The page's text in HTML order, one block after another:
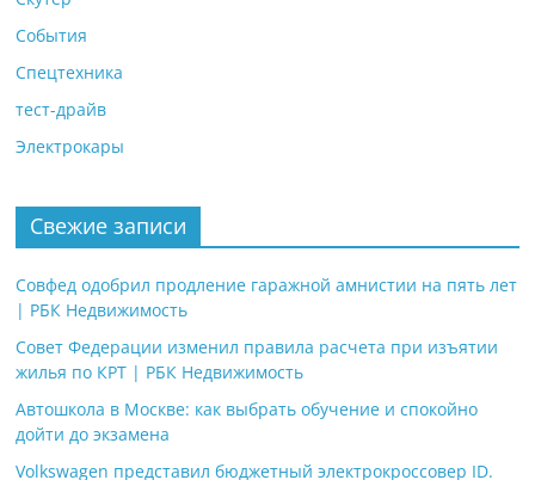
События
Спецтехника
тест-драйв
Электрокары
Свежие записи
Совфед одобрил продление гаражной амнистии на пять лет
| РБК Недвижимость
Совет Федерации изменил правила расчета при изъятии
жилья по КРТ | РБК Недвижимость
Автошкола в Москве: как выбрать обучение и спокойно
дойти до экзамена
Volkswagen представил бюджетный электрокроссовер ID.